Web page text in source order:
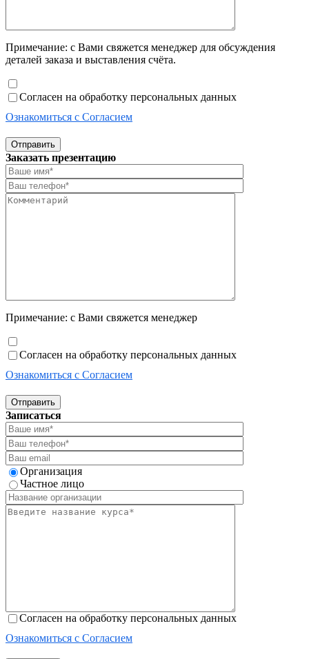
Примечание: с Вами свяжется менеджер для обсуждения
деталей заказа и выставления счёта.
Согласен на обработку персональных данных
Ознакомиться с Согласием
Отправить
Заказать презентацию
Примечание: с Вами свяжется менеджер
Согласен на обработку персональных данных
Ознакомиться с Согласием
Отправить
Записаться
Организация
Частное лицо
Согласен на обработку персональных данных
Ознакомиться с Согласием